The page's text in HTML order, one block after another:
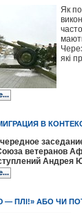
Як
які
В
ветеранов
Андрея
ПЛІ!» АБО ЧИ